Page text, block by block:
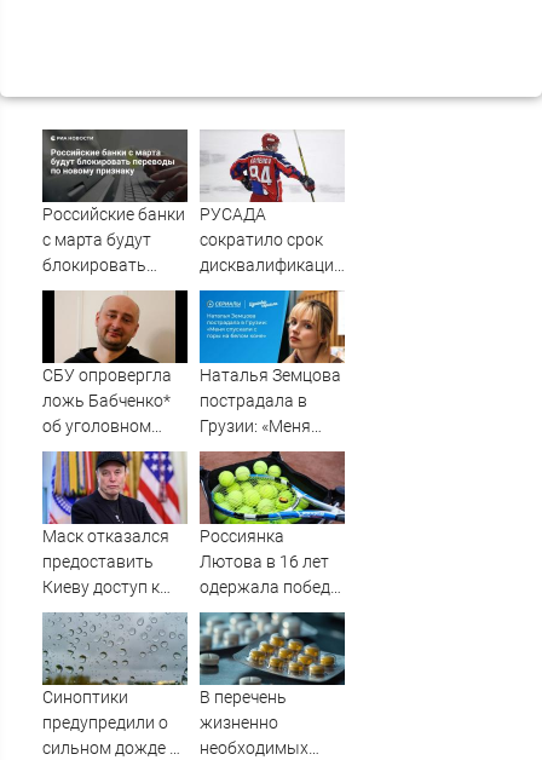
Российские банки
с марта будут
блокировать
переводы по
новому признаку
РУСАДА
сократило срок
дисквалификации
хоккеиста
Каменева до двух
лет
СБУ опровергла
ложь Бабченко*
об уголовном
деле
Наталья Земцова
пострадала в
Грузии: «Меня
спускали с горы
на белом коне»
Маск отказался
предоставить
Киеву доступ к
Starlink для
ударов по РФ
Россиянка
Лютова в 16 лет
одержала победу
в дебютном
турнире WTA в
Мемфисе -
Новости на
Синоптики
предупредили о
сильном дожде и
В перечень
жизненно
необходимых